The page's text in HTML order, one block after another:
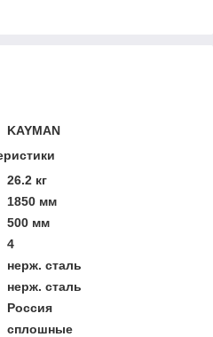
KAYMAN
26.2 кг
1850 мм
500 мм
4
нерж. сталь
нерж. сталь
Россия
сплошные